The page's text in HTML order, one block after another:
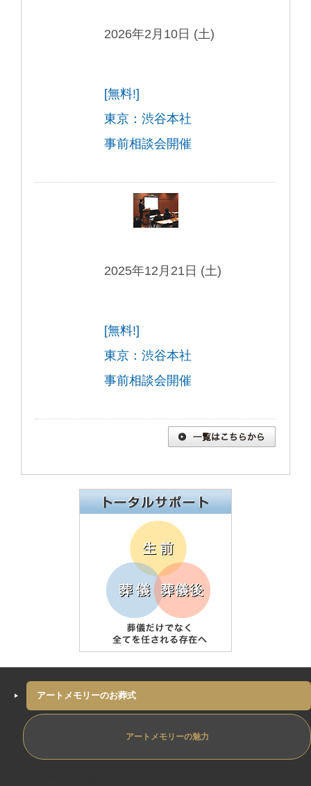
2026年2月10日 (土)
[無料!]
東京：渋谷本社
事前相談会開催
2025年12月21日 (土)
[無料!]
東京：渋谷本社
事前相談会開催
アートメモリーのお葬式
アートメモリーの魅力